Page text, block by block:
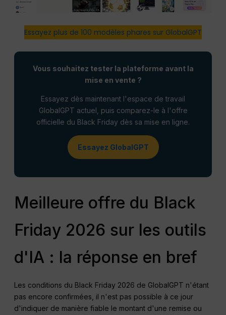
Essayez plus de 100 modèles phares sur GlobalGPT
Vous souhaitez tester la plateforme avant la
mise en vente ?
Essayez dès maintenant l'espace de travail
GlobalGPT actuel, puis comparez-le à l'offre
officielle du Black Friday dès sa mise en ligne.
Essayez GlobalGPT
Meilleure offre du Black
Friday 2026 sur les outils
d'IA : la réponse en bref
Les conditions du Black Friday 2026 de GlobalGPT n'étant
pas encore confirmées, il n'est pas possible à ce jour
d'indiquer de manière fiable le montant d'une remise ou